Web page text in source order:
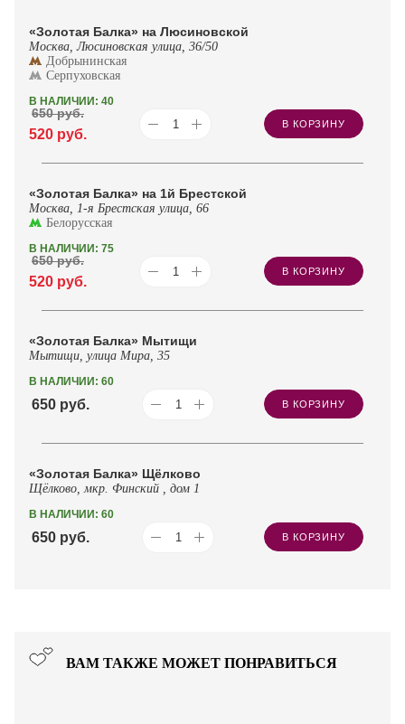
«Золотая Балка» на Люсиновской
Москва, Люсиновская улица, 36/50
Добрынинская
Серпуховская
В НАЛИЧИИ: 40
520 руб.
650руб.
В КОРЗИНУ
«Золотая Балка» на 1й Брестской
Москва, 1-я Брестская улица, 66
Белорусская
В НАЛИЧИИ: 75
520 руб.
650руб.
В КОРЗИНУ
«Золотая Балка» Мытищи
Мытищи, улица Мира, 35
В НАЛИЧИИ: 60
650 руб. В КОРЗИНУ
«Золотая Балка» Щёлково
Щёлково, мкр. Финский , дом 1
В НАЛИЧИИ: 60
650 руб. В КОРЗИНУ
ВАМ ТАКЖЕ МОЖЕТ ПОНРАВИТЬСЯ